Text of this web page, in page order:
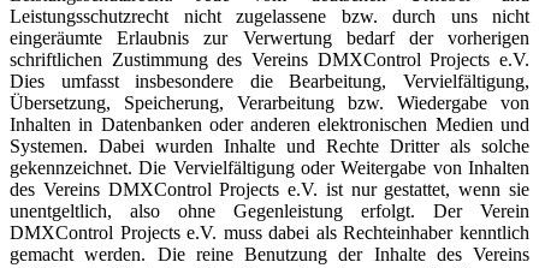
Leistungsschutzrecht nicht zugelassene bzw. durch uns nicht
eingeräumte Erlaubnis zur Verwertung bedarf der vorherigen
schriftlichen Zustimmung des Vereins DMXControl Projects e.V.
Dies umfasst insbesondere die Bearbeitung, Vervielfältigung,
Übersetzung, Speicherung, Verarbeitung bzw. Wiedergabe von
Inhalten in Datenbanken oder anderen elektronischen Medien und
Systemen. Dabei wurden Inhalte und Rechte Dritter als solche
gekennzeichnet. Die Vervielfältigung oder Weitergabe von Inhalten
des Vereins DMXControl Projects e.V. ist nur gestattet, wenn sie
unentgeltlich, also ohne Gegenleistung erfolgt. Der Verein
DMXControl Projects e.V. muss dabei als Rechteinhaber kenntlich
gemacht werden. Die reine Benutzung der Inhalte des Vereins